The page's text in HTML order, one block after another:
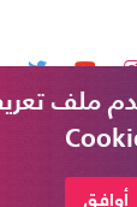
ملف
أوافق